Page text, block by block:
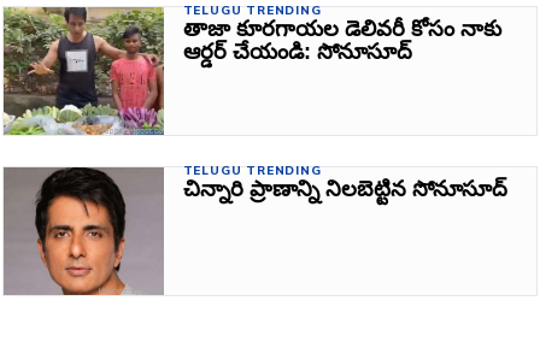
TELUGU TRENDING
తాజా కూరగాయల డెలివరీ కోసం నాకు
ఆర్డర్‌ చేయండి: సోనూసూద్‌
TELUGU TRENDING
చిన్నారి ప్రాణాన్ని నిలబెట్టిన సోనూసూద్‌